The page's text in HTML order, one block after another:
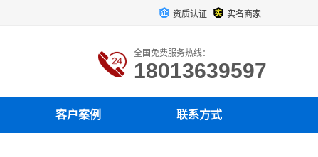
资质认证 实名商家
全国免费服务热线：
18013639597
客户案例 联系方式